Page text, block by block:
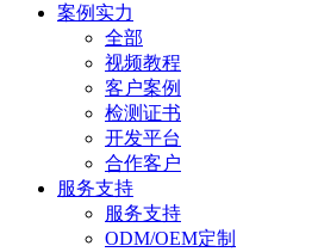
案例实力
全部
视频教程
客户案例
检测证书
开发平台
合作客户
服务支持
服务支持
ODM/OEM定制